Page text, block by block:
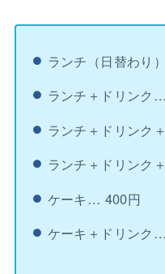
ランチ（日替わり
ランチ＋ドリンク
ランチ＋ドリンク
ランチ＋ドリンク
ケーキ… 400円
ケーキ＋ドリンク